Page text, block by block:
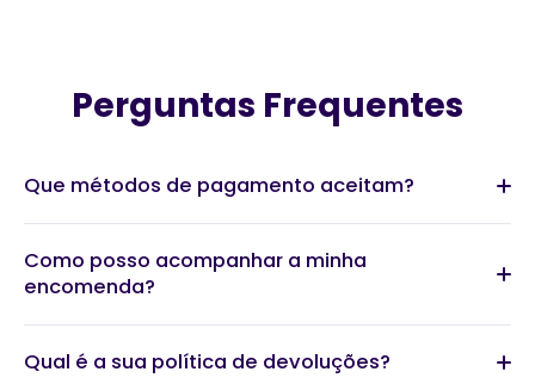
Perguntas Frequentes
Que métodos de pagamento aceitam?
Como posso acompanhar a minha
encomenda?
Qual é a sua política de devoluções?